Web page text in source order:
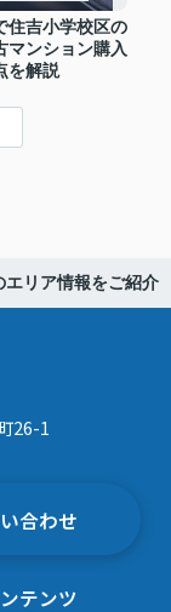
住吉小学校区の
マンション購入
を解説
リア情報をご紹介
26-1
合わせ
テンツ